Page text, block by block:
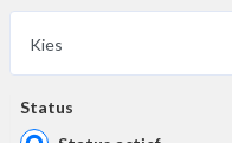
Kies
Status